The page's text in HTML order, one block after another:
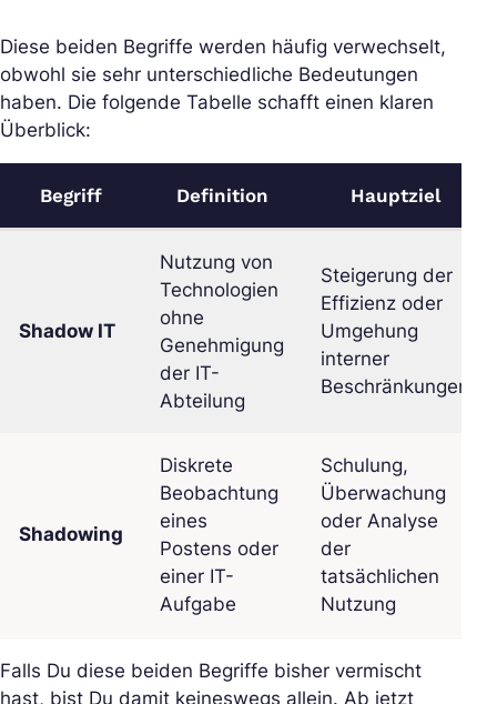
Diese beiden Begriffe werden häufig verwechselt,
obwohl sie sehr unterschiedliche Bedeutungen
haben. Die folgende Tabelle schafft einen klaren
Überblick:
Begriff Definition Hauptziel
Shadow IT
Nutzung von
Technologien
ohne
Genehmigung
der IT-
Abteilung
Steigerung der
Effizienz oder
Umgehung
interner
Beschränkungen
Shadowing
Diskrete
Beobachtung
eines
Postens oder
einer IT-
Aufgabe
Schulung,
Überwachung
oder Analyse
der
tatsächlichen
Nutzung
Falls Du diese beiden Begriffe bisher vermischt
hast, bist Du damit keineswegs allein. Ab jetzt